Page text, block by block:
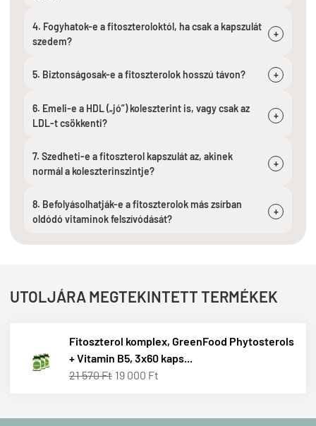
4. Fogyhatok-e a fitoszteroloktól, ha csak a kapszulát
szedem?
+
5. Biztonságosak-e a fitoszterolok hosszú távon? +
6. Emeli-e a HDL („jó”) koleszterint is, vagy csak az
LDL-t csökkenti?
+
7. Szedheti-e a fitoszterol kapszulát az, akinek
normál a koleszterinszintje?
+
8. Befolyásolhatják-e a fitoszterolok más zsírban
oldódó vitaminok felszívódását?
+
UTOLJÁRA MEGTEKINTETT TERMÉKEK
Fitoszterol komplex, GreenFood Phytosterols
+ Vitamin B5, 3x60 kaps...
21 570 Ft 19 000 Ft